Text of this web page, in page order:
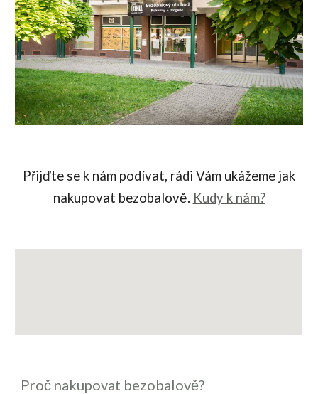
Přijďte se k nám podívat, rádi Vám ukážeme jak
nakupovat bezobalově. Kudy k nám?
Proč nakupovat bezobalově?